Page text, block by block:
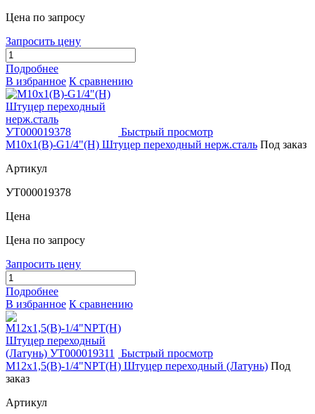
Цена по запросу
Запросить цену
Подробнее
В избранное К сравнению
Быстрый просмотр
М10х1(В)-G1/4"(Н) Штуцер переходный нерж.сталь Под заказ
Артикул
УТ000019378
Цена
Цена по запросу
Запросить цену
Подробнее
В избранное К сравнению
Быстрый просмотр
М12х1,5(В)-1/4"NPT(Н) Штуцер переходный (Латунь) Под
заказ
Артикул